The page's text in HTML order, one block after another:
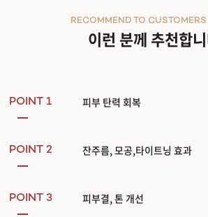
이런 분께 추천합
RECOMMEND TO
POINT 1 피부 탄력 회복
POINT 2 잔주름, 모공,타이트닝 효과
POINT 3 피부결, 톤 개선